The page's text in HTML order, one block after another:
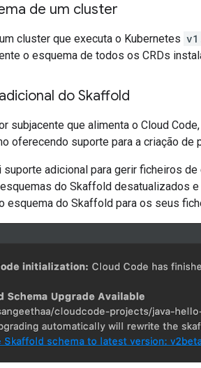
de um cluster
cluster que executa o Kubernetes
o esquema de todos os CRDs
do Skaffold
subjacente que alimenta o Cloud
oferecendo suporte para a criação de
suporte adicional para gerir ficheiros
do Skaffold desatualizados
esquema do Skaffold para os seus